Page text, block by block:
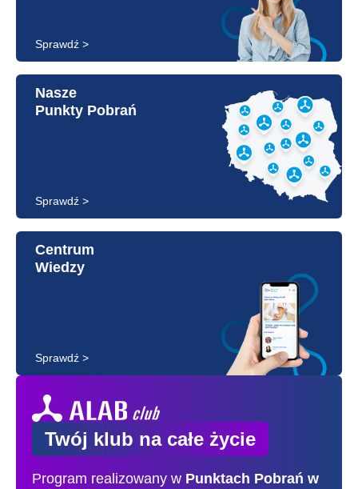
Sprawdź >
Nasze
Punkty Pobrań
Sprawdź >
Centrum
Wiedzy
Sprawdź >
Twój klub na całe życie
Program realizowany w Punktach Pobrań w